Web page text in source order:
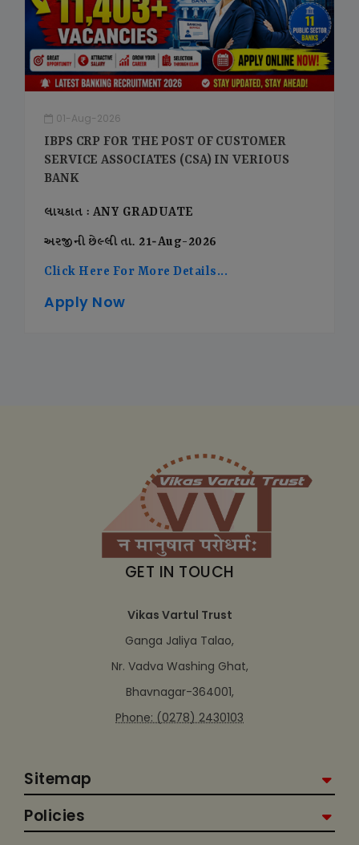
01-Aug-2026
IBPS CRP FOR THE POST OF CUSTOMER
SERVICE ASSOCIATES (CSA) IN VERIOUS
BANK
લાયકાત : ANY GRADUATE
અરજીની છેલ્લી તા. 21-Aug-2026
Click Here For More Details...
Apply Now
GET IN TOUCH
Vikas Vartul Trust
Ganga Jaliya Talao,
Nr. Vadva Washing Ghat,
Bhavnagar-364001,
Phone: (0278) 2430103
Sitemap
Policies